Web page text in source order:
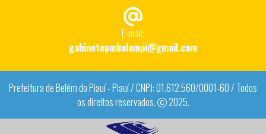
E-mail:
gabinetepmbelempi@gmail.com
Prefeitura de Belém do Piauí - Piauí / CNPJ: 01.612.560/0001-60 / Todos
os direitos reservados.
2025.